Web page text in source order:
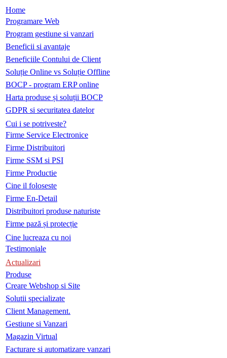
Home
Programare Web
Program gestiune si vanzari
Beneficii si avantaje
Beneficiile Contului de Client
Soluție Online vs Soluție Offline
BOCP - program ERP online
Harta produse și soluții BOCP
GDPR si securitatea datelor
Cui i se potriveste?
Firme Service Electronice
Firme Distribuitori
Firme SSM si PSI
Firme Productie
Cine il foloseste
Firme En-Detail
Distribuitori produse naturiste
Firme pază și protecție
Cine lucreaza cu noi
Testimoniale
Actualizari
Produse
Creare Webshop si Site
Solutii specializate
Client Management.
Gestiune si Vanzari
Magazin Virtual
Facturare si automatizare vanzari